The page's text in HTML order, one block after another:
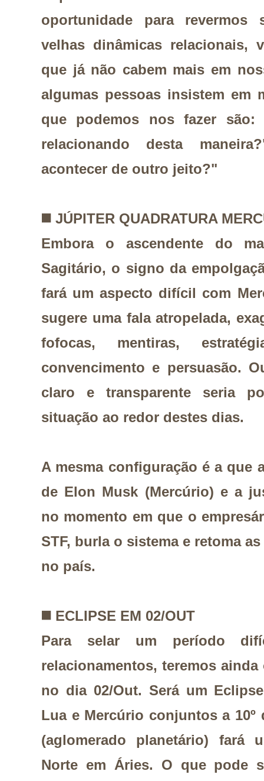
oportunidade para revermos
velhas dinâmicas relacionais,
que já não cabem mais em
algumas pessoas insistem em
que podemos nos fazer
relacionando desta
acontecer de outro jeito?"
◼️ JÚPITER QUADRATURA
Embora o ascendente do
Sagitário, o signo da
fará um aspecto difícil com
sugere uma fala atropelada,
fofocas, mentiras,
convencimento e persuasão.
claro e transparente seria
situação ao redor destes dias.
A mesma configuração é a que
de Elon Musk (Mercúrio) e a
no momento em que o
STF, burla o sistema e retoma
no país.
◼️ ECLIPSE EM 02/OUT
Para selar um período
relacionamentos, teremos
no dia 02/Out. Será um
Lua e Mercúrio conjuntos a
(aglomerado planetário) fará
Norte em Áries. O que pode